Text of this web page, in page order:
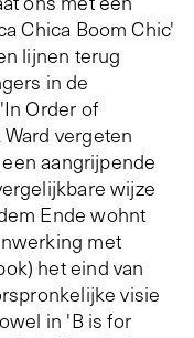
Chica Boom Chic'
lijnen terug
in de
Order of
vergeten
aangrijpende
wijze
Ende wohnt
met
het eind van
visie
in 'B is for